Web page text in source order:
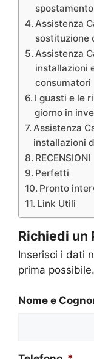
Assistenza
sostituzione
Assistenza
installazioni
consumatori
I guasti e le
giorno in
Assistenza
installazioni
RECENSIONI
Perfetti
Pronto
Link Utili
Richiedi un
Inserisci i dati
prima possibile.
Nome e